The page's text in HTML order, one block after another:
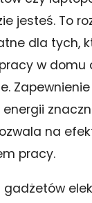
jesteś. To
dla tych,
w domu
na
pracy.
gadżetów